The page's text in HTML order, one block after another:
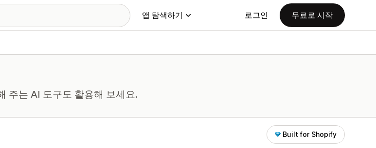
앱 탐색하기 로그인 무료로 시작
주는 AI 도구도 활용해 보세요.
Built for Shopify